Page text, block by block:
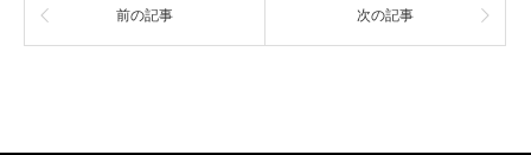
前の記事 次の記事